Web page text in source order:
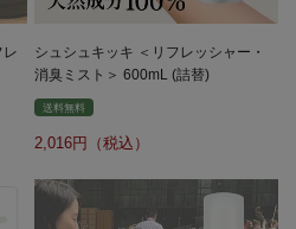
レ
シュシュキッキ ＜リフレッシャー・
消臭ミスト＞ 600mL (詰替)
送料無料
2,016